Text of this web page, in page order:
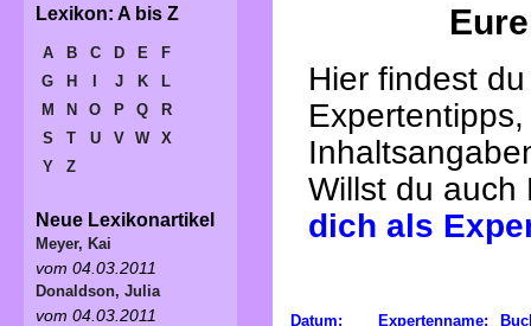
Hier findest
Willst du
dich als
Datum: Expertenname:
Lexikon: A bis Z
A B C D E
F
G
H J K
L
M
N O P Q
R
S
T U V W
X
Y
Z
Neue Lexikonartikel
Meyer, Kai
vom 04.03.2011
Donaldson, Julia
vom 04.03.2011